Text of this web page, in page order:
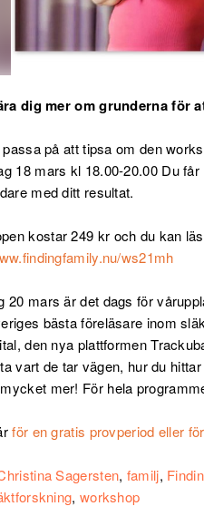
dig mer om grunderna för
på att tipsa om den
18 mars kl 18.00-20.00 Du
med ditt resultat.
kostar 249 kr och du kan
ws21mh
20 mars är det dags för
bästa föreläsare inom
den nya plattformen
vart de tar vägen, hur du
mer! För hela
för en gratis provperiod eller
Sagersten, familj,
, workshop